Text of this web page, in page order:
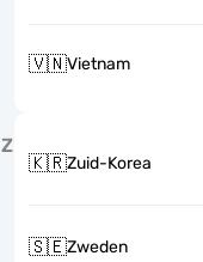
🇻🇳Vietnam
Z
🇰🇷Zuid-Korea
🇸🇪Zweden